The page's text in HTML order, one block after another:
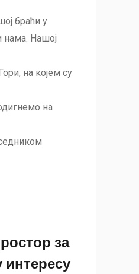
браћи у
нама. Нашој
на којем су
на
за
интересу